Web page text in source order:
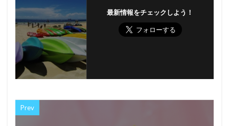
最新情報をチェックしよう！
Prev